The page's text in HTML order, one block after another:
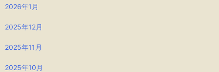
2026年1月
2025年12月
2025年11月
2025年10月